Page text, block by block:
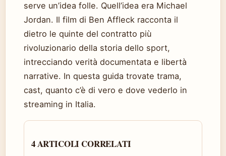
serve un’idea folle. Quell’idea era Michael
Jordan. Il film di Ben Affleck racconta il
dietro le quinte del contratto più
rivoluzionario della storia dello sport,
intrecciando verità documentata e libertà
narrative. In questa guida trovate trama,
cast, quanto c’è di vero e dove vederlo in
streaming in Italia.
4 ARTICOLI CORRELATI